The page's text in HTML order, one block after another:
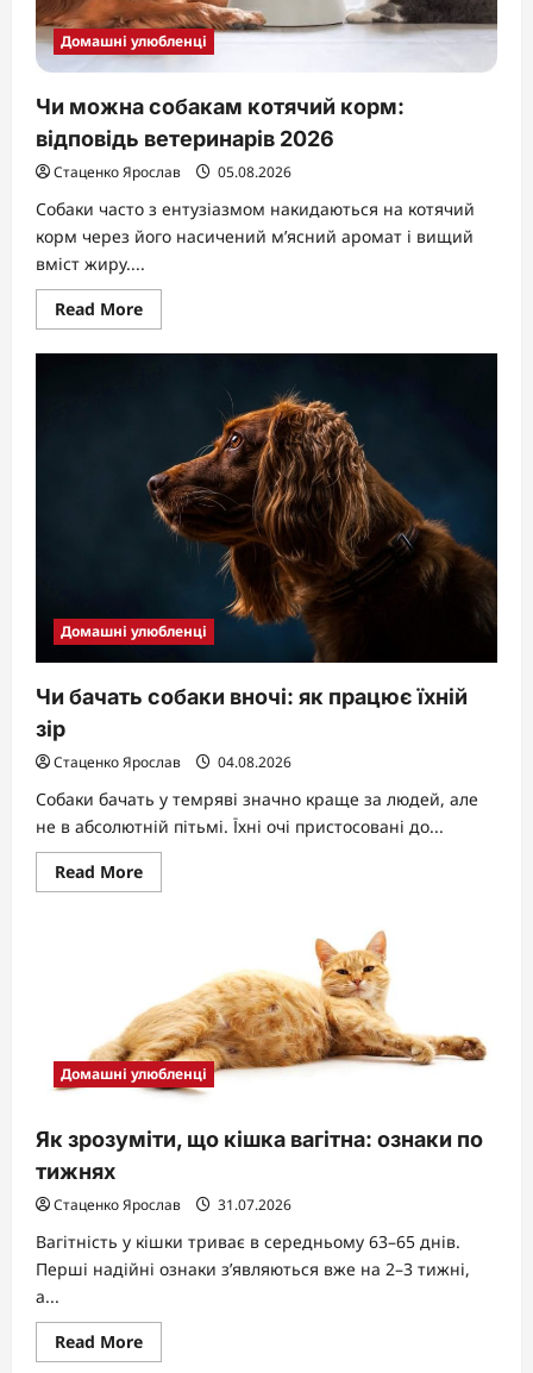
Домашні улюбленці
Чи можна собакам котячий корм:
відповідь ветеринарів 2026
Стаценко Ярослав 05.08.2026
Собаки часто з ентузіазмом накидаються на котячий
корм через його насичений м’ясний аромат і вищий
вміст жиру....
Read MoreRead
more
Чи
відповідь
ветеринарів
2026
Домашні улюбленці
Чи бачать собаки вночі: як працює їхній
зір
Стаценко Ярослав 04.08.2026
Собаки бачать у темряві значно краще за людей, але
не в абсолютній пітьмі. Їхні очі пристосовані до...
Read MoreRead
more
працює
їхній
зір
Домашні улюбленці
Як зрозуміти, що кішка вагітна: ознаки по
тижнях
Стаценко Ярослав 31.07.2026
Вагітність у кішки триває в середньому 63–65 днів.
Перші надійні ознаки з’являються вже на 2–3 тижні,
а...
Read MoreRead
more